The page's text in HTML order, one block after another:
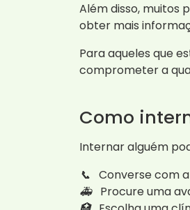
Além disso, muitos
obter mais
Para aqueles que
comprometer a
Como
Internar alguém
📞 Converse com
🚑 Procure uma